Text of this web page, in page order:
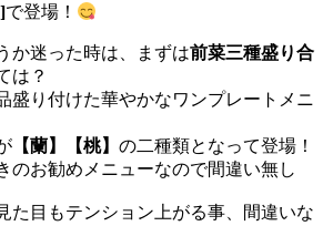
で登場！
か迷った時は、まずは前菜三種盛り合
は？
盛り付けた華やかなワンプレートメニ
【蘭】【桃】 の二種類となって登場！
のお勧めメニューなので間違い無し
た目もテンション上がる事、間違いな